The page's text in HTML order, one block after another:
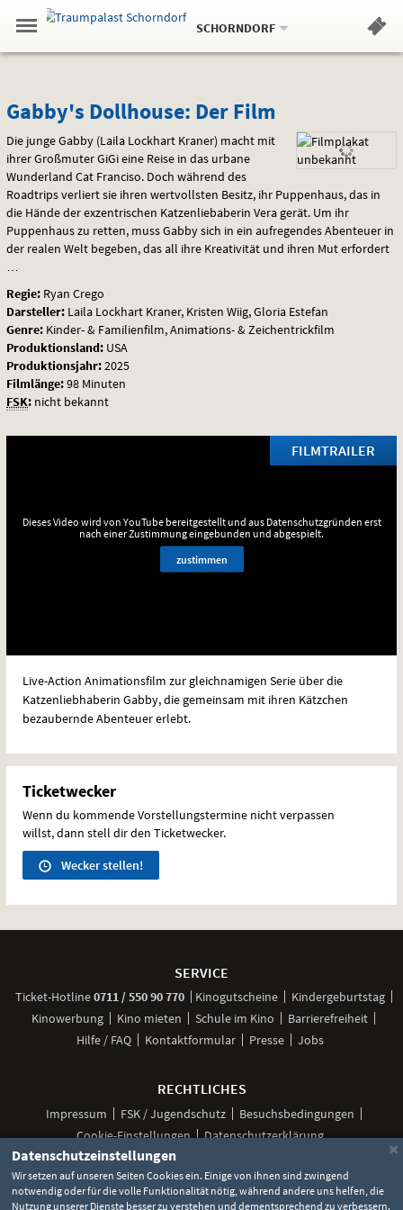
Springe
zum
,zum
.
Navigation
Gehe
zur
Standortauswahl
Standort:
SCHORNDORF.
Hinweis
Gabby's
Dollhouse:
Der
Film
Gabby's Dollhouse: Der Film
Die junge Gabby (Laila Lockhart Kraner) macht mit
ihrer Großmuter GiGi eine Reise in das urbane
Wunderland Cat Franciso. Doch während des
Roadtrips verliert sie ihren wertvollsten Besitz, ihr Puppenhaus, das in
die Hände der exzentrischen Katzenliebaberin Vera gerät. Um ihr
Puppenhaus zu retten, muss Gabby sich in ein aufregendes Abenteuer in
der realen Welt begeben, das all ihre Kreativität und ihren Mut erfordert
Regie: Ryan Crego
Darsteller: Laila Lockhart Kraner, Kristen Wiig, Gloria Estefan
Genre: Kinder- & Familienfilm, Animations- & Zeichentrickfilm
Produktionsland: USA
Produktionsjahr:2025
Filmlänge:98 Minuten
FSK: nicht bekannt
FILMTRAILER
Dieses Video wird von YouTube bereitgestellt und aus Datenschutzgründen erst
nach einer Zustimmung eingebunden und abgespielt.
zustimmen
Live-Action Animationsfilm zur gleichnamigen Serie über die
Katzenliebhaberin Gabby, die gemeinsam mit ihren Kätzchen
bezaubernde Abenteuer erlebt.
Ticketwecker
Wenn du kommende Vorstellungstermine nicht verpassen
willst, dann stell dir den Ticketwecker.
Wecker stellen!
SERVICE
Ticket-Hotline0711 / 550 90 770anrufen
Kinogutscheine
Kindergeburtstag
Kinowerbung
Kino mieten Schule im Kino
Barrierefreiheit
Hilfe / FAQ
Kontaktformular Presse Jobs
RECHTLICHES
Impressum FSK / Jugendschutz
Besuchsbedingungen
Cookie-Einstellungen
Datenschutzerklärung
UnsereUnsereUnsereUnserUnser
×
Datenschutzeinstellungen
Wir setzen auf unseren Seiten Cookies ein. Einige von ihnen sind zwingend
notwendig oder für die volle Funktionalität nötig, während andere uns helfen, die
Nutzung unserer Dienste besser zu verstehen und dementsprechend zu verbessern.